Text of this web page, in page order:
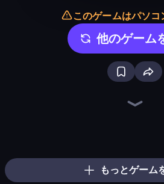
このゲームはパソコ
他のゲーム
もっとゲーム